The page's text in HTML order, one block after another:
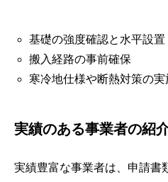
基礎の強度確認と水平設置
搬入経路の事前確保
寒冷地仕様や断熱対策の実
実績のある事業者の紹
実績豊富な事業者は、申請書